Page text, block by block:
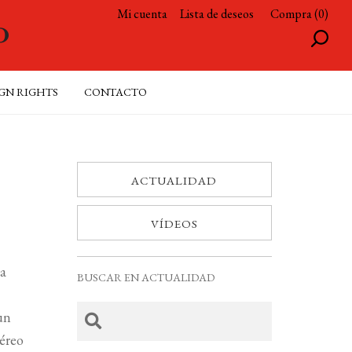
Mi cuenta Lista de deseos Compra (0)
RIGHTS CONTACTO
ACTUALIDAD
VÍDEOS
BUSCAR EN ACTUALIDAD